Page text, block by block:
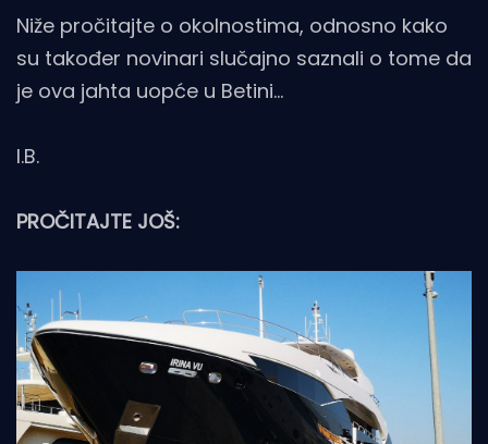
Niže pročitajte o okolnostima, odnosno kako
su također novinari slučajno saznali o tome da
je ova jahta uopće u Betini...
I.B.
PROČITAJTE JOŠ: